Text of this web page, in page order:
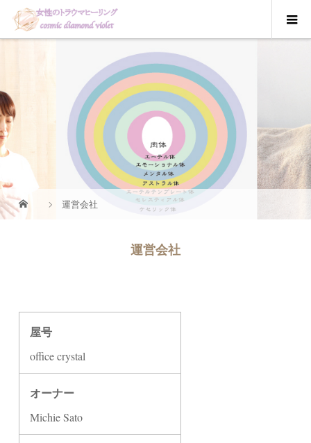
運営会社
運営会社
屋号
office crystal
オーナー
Michie Sato